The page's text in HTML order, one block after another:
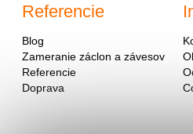
Referencie
Blog
Zameranie záclon a závesov
Referencie
Doprava